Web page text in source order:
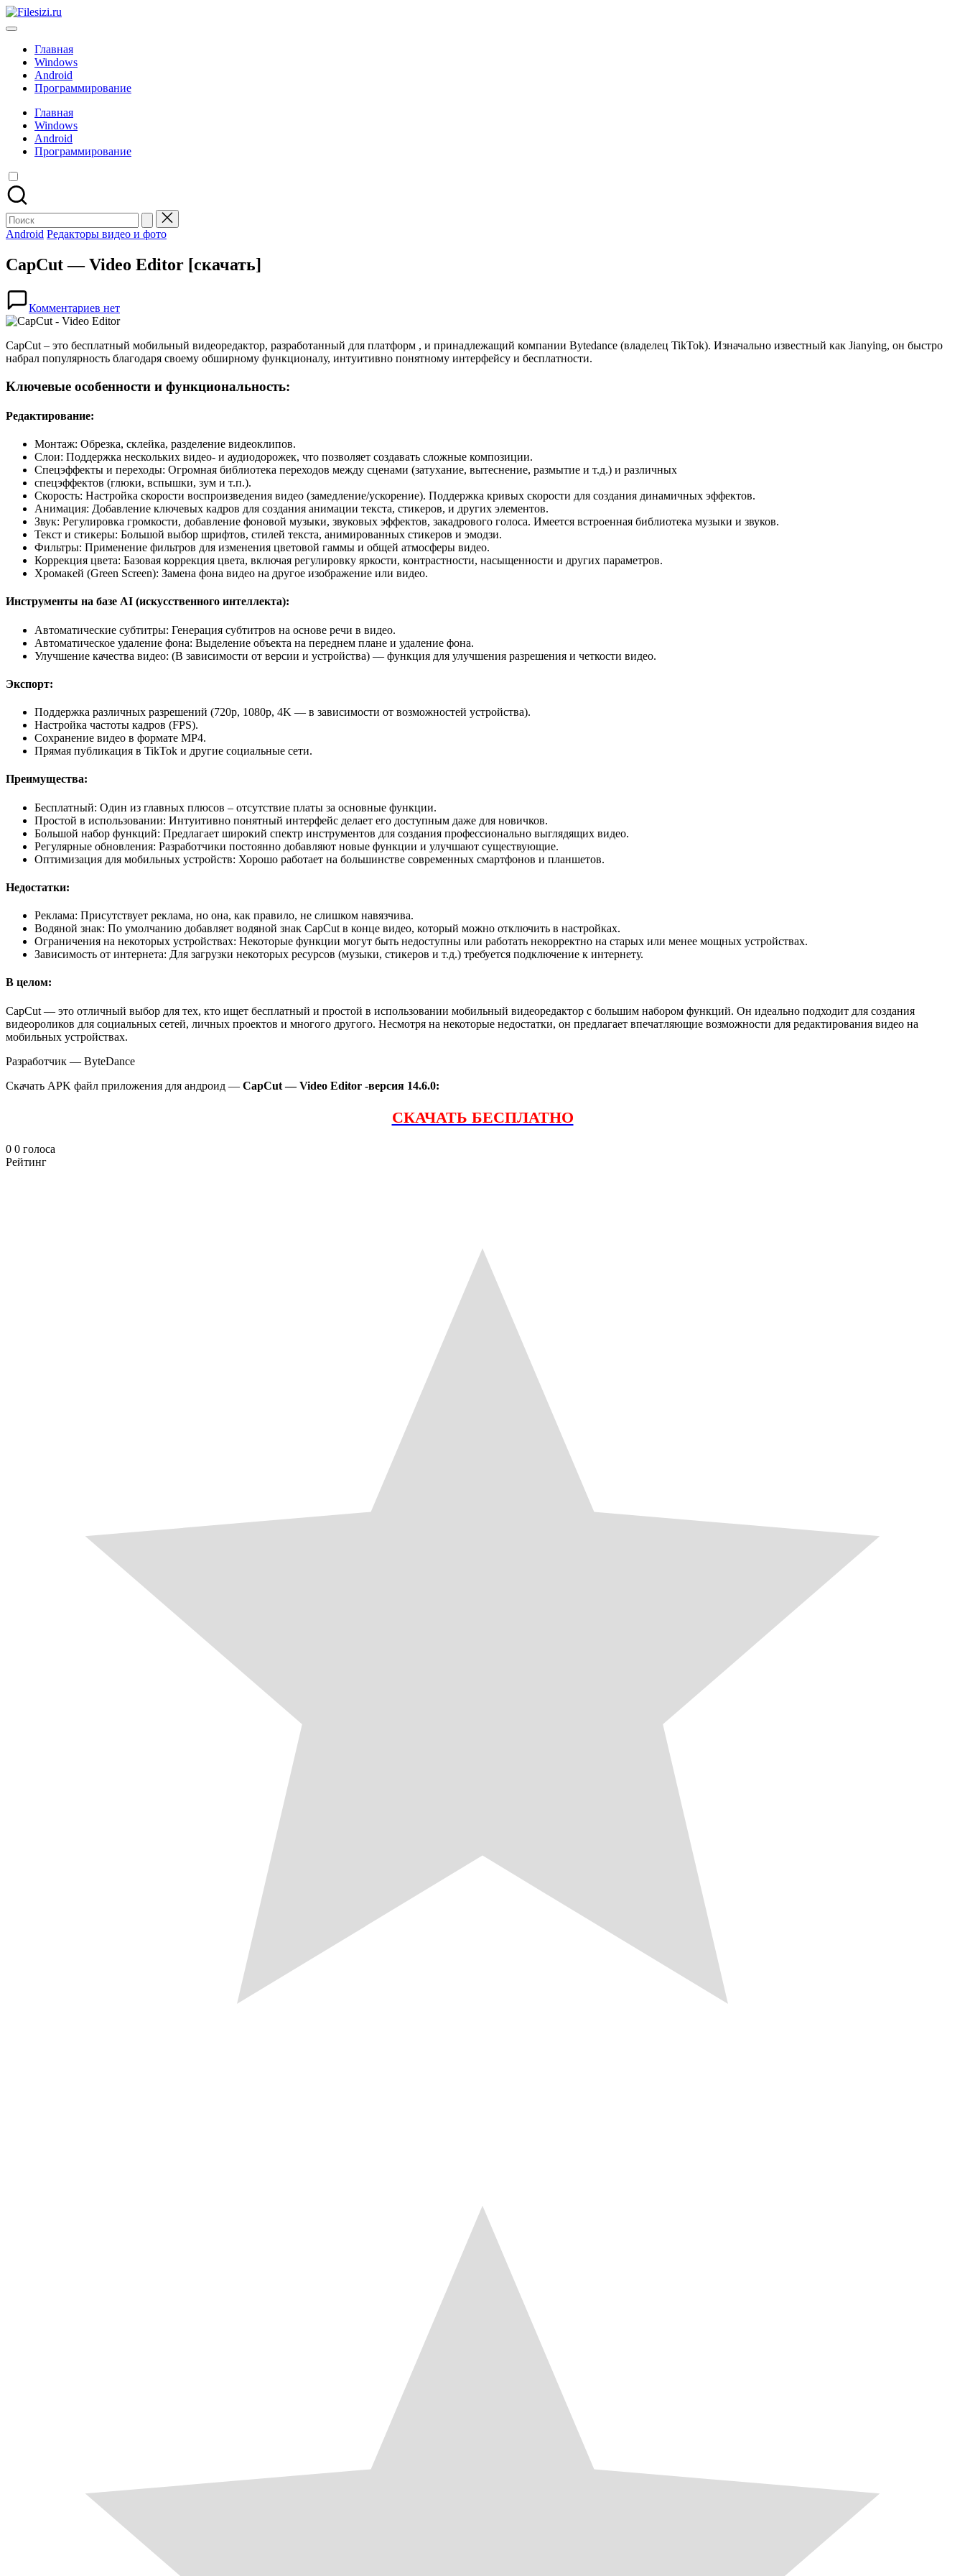
Перейти
к
Программы
приложения
Главная
Windows
Android
Программирование
Главная
Windows
Android
Программирование
Поиск
для:
Опубликовано
Android Редакторы видео и фото
CapCut — Video Editor [скачать]
Комментариев нет
CapCut – это бесплатный мобильный видеоредактор, разработанный для платформ , и принадлежащий компании Bytedance (владелец TikTok). Изначально известный как Jianying, он быстро
набрал популярность благодаря своему обширному функционалу, интуитивно понятному интерфейсу и бесплатности.
Ключевые особенности и функциональность:
Редактирование:
Монтаж: Обрезка, склейка, разделение видеоклипов.
Слои: Поддержка нескольких видео- и аудиодорожек, что позволяет создавать сложные композиции.
Спецэффекты и переходы: Огромная библиотека переходов между сценами (затухание, вытеснение, размытие и т.д.) и различных
спецэффектов (глюки, вспышки, зум и т.п.).
Скорость: Настройка скорости воспроизведения видео (замедление/ускорение). Поддержка кривых скорости для создания динамичных эффектов.
Анимация: Добавление ключевых кадров для создания анимации текста, стикеров, и других элементов.
Звук: Регулировка громкости, добавление фоновой музыки, звуковых эффектов, закадрового голоса. Имеется встроенная библиотека музыки и звуков.
Текст и стикеры: Большой выбор шрифтов, стилей текста, анимированных стикеров и эмодзи.
Фильтры: Применение фильтров для изменения цветовой гаммы и общей атмосферы видео.
Коррекция цвета: Базовая коррекция цвета, включая регулировку яркости, контрастности, насыщенности и других параметров.
Хромакей (Green Screen): Замена фона видео на другое изображение или видео.
Инструменты на базе AI (искусственного интеллекта):
Автоматические субтитры: Генерация субтитров на основе речи в видео.
Автоматическое удаление фона: Выделение объекта на переднем плане и удаление фона.
Улучшение качества видео: (В зависимости от версии и устройства) — функция для улучшения разрешения и четкости видео.
Экспорт:
Поддержка различных разрешений (720p, 1080p, 4K — в зависимости от возможностей устройства).
Настройка частоты кадров (FPS).
Сохранение видео в формате MP4.
Прямая публикация в TikTok и другие социальные сети.
Преимущества:
Бесплатный: Один из главных плюсов – отсутствие платы за основные функции.
Простой в использовании: Интуитивно понятный интерфейс делает его доступным даже для новичков.
Большой набор функций: Предлагает широкий спектр инструментов для создания профессионально выглядящих видео.
Регулярные обновления: Разработчики постоянно добавляют новые функции и улучшают существующие.
Оптимизация для мобильных устройств: Хорошо работает на большинстве современных смартфонов и планшетов.
Недостатки:
Реклама: Присутствует реклама, но она, как правило, не слишком навязчива.
Водяной знак: По умолчанию добавляет водяной знак CapCut в конце видео, который можно отключить в настройках.
Ограничения на некоторых устройствах: Некоторые функции могут быть недоступны или работать некорректно на старых или менее мощных устройствах.
Зависимость от интернета: Для загрузки некоторых ресурсов (музыки, стикеров и т.д.) требуется подключение к интернету.
В целом:
CapCut — это отличный выбор для тех, кто ищет бесплатный и простой в использовании мобильный видеоредактор с большим набором функций. Он идеально подходит для создания
видеороликов для социальных сетей, личных проектов и многого другого. Несмотря на некоторые недостатки, он предлагает впечатляющие возможности для редактирования видео на
мобильных устройствах.
Разработчик — ByteDance
Скачать APK файл приложения для андроид — CapCut — Video Editor -версия 14.6.0:
СКАЧАТЬ БЕСПЛАТНО
0 0 голоса
Рейтинг